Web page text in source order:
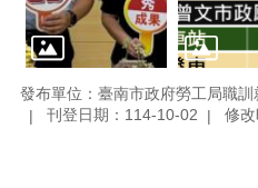
發布單位：臺南市政府勞工局職訓
刊登日期：114-10-02
修